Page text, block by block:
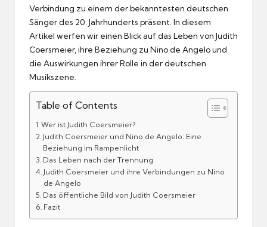
Verbindung zu einem der bekanntesten deutschen
Sänger des 20. Jahrhunderts präsent. In diesem
Artikel werfen wir einen Blick auf das Leben von Judith
Coersmeier, ihre Beziehung zu Nino de Angelo und
die Auswirkungen ihrer Rolle in der deutschen
Musikszene.
Table of Contents
Wer ist Judith Coersmeier?
Judith Coersmeier und Nino de Angelo: Eine
Beziehung im Rampenlicht
Das Leben nach der Trennung
Judith Coersmeier und ihre Verbindungen zu Nino
de Angelo
Das öffentliche Bild von Judith Coersmeier
Fazit